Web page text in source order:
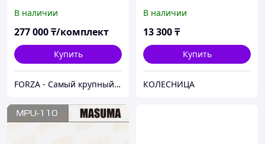
В наличии
277 000₸/комплект
Купить
FORZA - Самый крупный тюнинг-маркет в Казахстане
В наличии
13 300₸
Купить
КОЛЕСНИЦА